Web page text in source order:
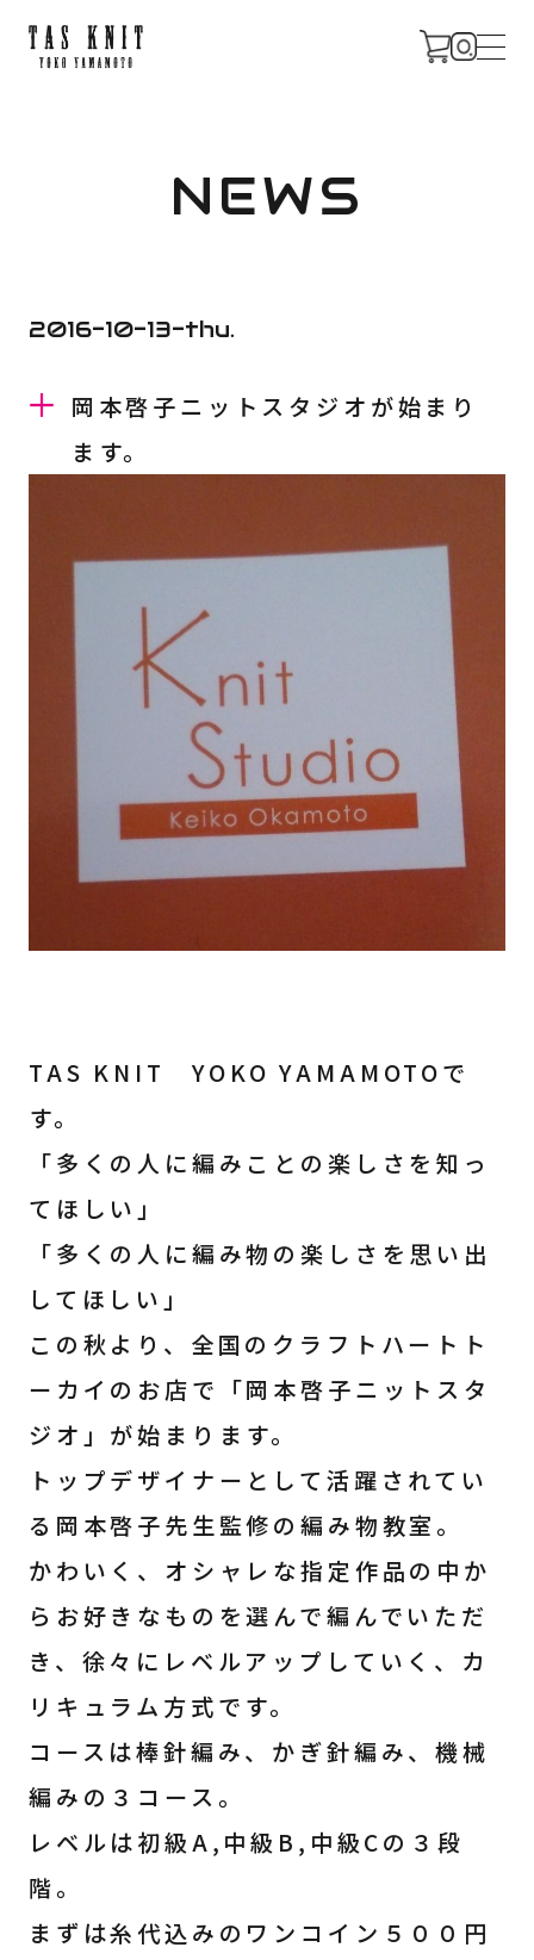
CONCEPT
NEWS
CONTACT
INSTAGRAM
NEWS
2016-10-13-thu.
岡本啓子ニットスタジオが始まり
ます。
TAS KNIT YOKO YAMAMOTOで
す。
「多くの人に編みことの楽しさを知っ
てほしい」
「多くの人に編み物の楽しさを思い出
してほしい」
この秋より、全国のクラフトハートト
ーカイのお店で「岡本啓子ニットスタ
ジオ」が始まります。
トップデザイナーとして活躍されてい
る岡本啓子先生監修の編み物教室。
かわいく、オシャレな指定作品の中か
らお好きなものを選んで編んでいただ
き、徐々にレベルアップしていく、カ
リキュラム方式です。
コースは棒針編み、かぎ針編み、機械
編みの３コース。
レベルは初級A,中級B,中級Cの３段
階。
まずは糸代込みのワンコイン５００円